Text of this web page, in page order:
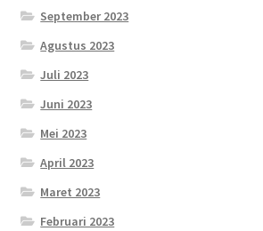
September 2023
Agustus 2023
Juli 2023
Juni 2023
Mei 2023
April 2023
Maret 2023
Februari 2023